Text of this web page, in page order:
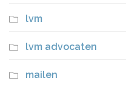
lvm
lvm advocaten
mailen